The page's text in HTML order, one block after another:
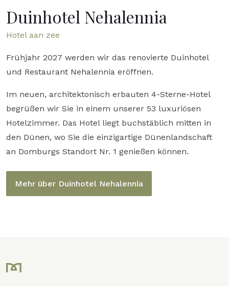
Duinhotel Nehalennia
Hotel aan zee
Frühjahr 2027 werden wir das renovierte Duinhotel
und Restaurant Nehalennia eröffnen.
Im neuen, architektonisch erbauten 4-Sterne-Hotel
begrüßen wir Sie in einem unserer 53 luxuriösen
Hotelzimmer. Das Hotel liegt buchstäblich mitten in
den Dünen, wo Sie die einzigartige Dünenlandschaft
an Domburgs Standort Nr. 1 genießen können.
Mehr über Duinhotel Nehalennia